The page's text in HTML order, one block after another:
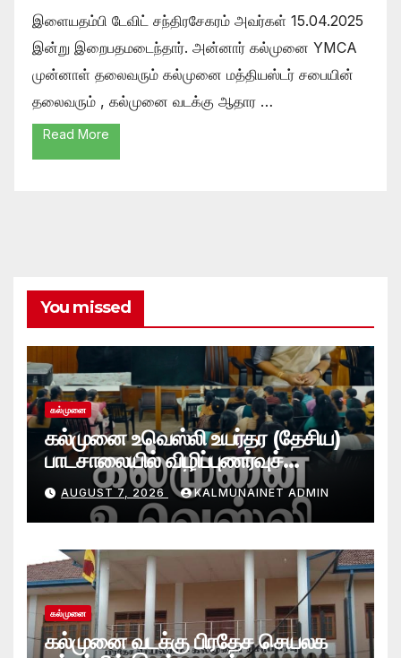
இளையதம்பி டேவிட் சந்திரசேகரம் அவர்கள் 15.04.2025
இன்று இறைபதமடைந்தார். அன்னார் கல்முனை YMCA
முன்னாள் தலைவரும் கல்முனை மத்தியஸ்டர் சபையின்
தலைவரும் , கல்முனை வடக்கு ஆதார …
Read More
You missed
கல்முனை
கல்முனை உவெஸ்லி உயர்தர (தேசிய)
பாடசாலையில் விழிப்புணர்வுச்
செயலமர்வு
AUGUST 7, 2026 KALMUNAINET ADMIN
கல்முனை
கல்முனை வடக்கு பிரதேச செயலக